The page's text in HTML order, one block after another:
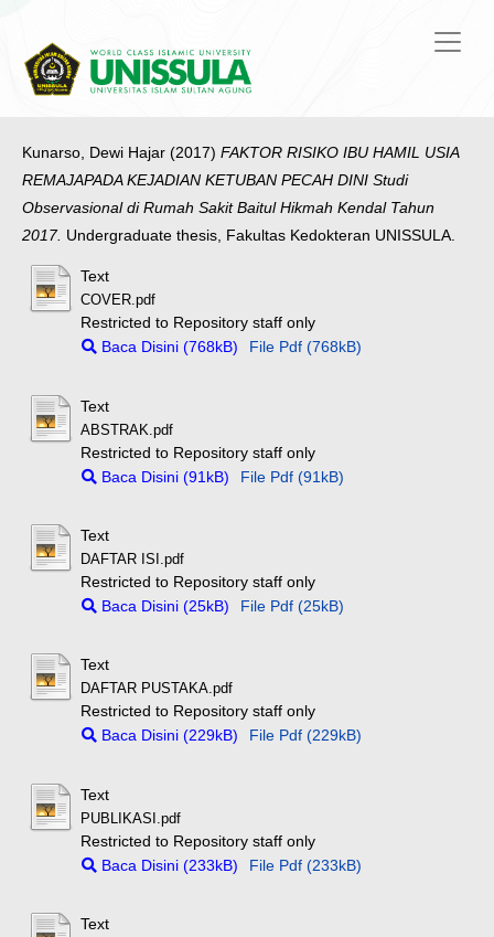
Kunarso, Dewi Hajar (2017) FAKTOR RISIKO IBU HAMIL USIA
REMAJAPADA KEJADIAN KETUBAN PECAH DINI Studi
Observasional di Rumah Sakit Baitul Hikmah Kendal Tahun
2017. Undergraduate thesis, Fakultas Kedokteran UNISSULA.
Text
COVER.pdf
Restricted to Repository staff only
Baca Disini (768kB)
File Pdf (768kB)
Text
ABSTRAK.pdf
Restricted to Repository staff only
Baca Disini (91kB)
File Pdf (91kB)
Text
DAFTAR ISI.pdf
Restricted to Repository staff only
Baca Disini (25kB)
File Pdf (25kB)
Text
DAFTAR PUSTAKA.pdf
Restricted to Repository staff only
Baca Disini (229kB)
File Pdf (229kB)
Text
PUBLIKASI.pdf
Restricted to Repository staff only
Baca Disini (233kB)
File Pdf (233kB)
Text